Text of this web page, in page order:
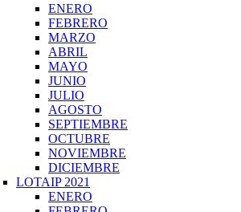
ENERO
FEBRERO
MARZO
ABRIL
MAYO
JUNIO
JULIO
AGOSTO
SEPTIEMBRE
OCTUBRE
NOVIEMBRE
DICIEMBRE
LOTAIP 2021
ENERO